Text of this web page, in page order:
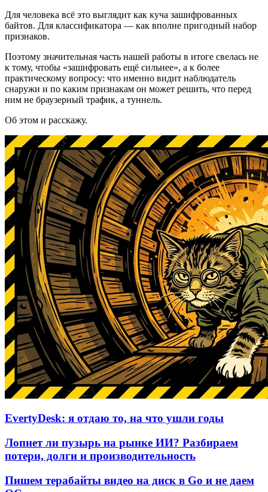
Для человека всё это выглядит как куча зашифрованных
байтов. Для классификатора — как вполне пригодный набор
признаков.
Поэтому значительная часть нашей работы в итоге свелась не
к тому, чтобы «зашифровать ещё сильнее», а к более
практическому вопросу: что именно видит наблюдатель
снаружи и по каким признакам он может решить, что перед
ним не браузерный трафик, а туннель.
Об этом и расскажу.
EvertyDesk: я отдаю то, на что ушли годы
Лопнет ли пузырь на рынке ИИ? Разбираем
потери, долги и производительность
Пишем терабайты видео на диск в Go и не даем